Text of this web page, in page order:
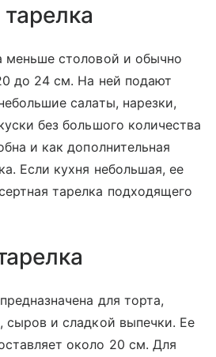
меньше столовой и обычно
до 24 см. На ней подают
салаты, нарезки,
без большого количества
и как дополнительная
Если кухня небольшая, ее
тарелка подходящего
для торта,
сыров и сладкой выпечки. Ее
около 20 см. Для